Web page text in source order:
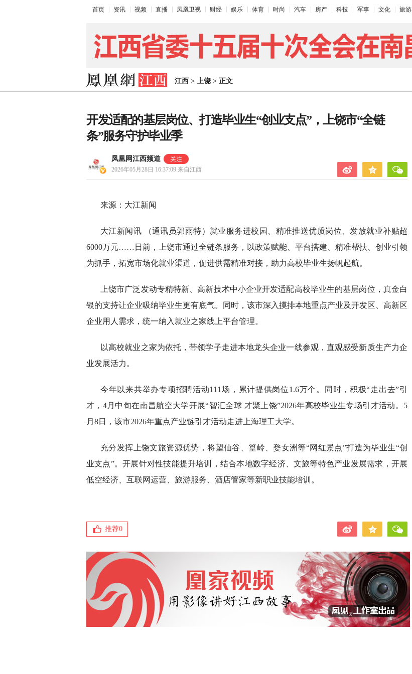
首页 资讯 视频 直播 凤凰卫视 财经 娱乐 体育 时尚 汽车 房产 科技 军事 文化 旅游
江西 > 上饶 > 正文
开发适配的基层岗位、打造毕业生“创业支点”，上饶市“全链
条”服务守护毕业季
凤凰网江西频道
2026年05月28日 16:37:09 来自江西
来源：大江新闻
大江新闻讯 （通讯员郭雨特）就业服务进校园、精准推送优质岗位、发放就业补贴超
6000万元……日前，上饶市通过全链条服务，以政策赋能、平台搭建、精准帮扶、创业引领
为抓手，拓宽市场化就业渠道，促进供需精准对接，助力高校毕业生扬帆起航。
上饶市广泛发动专精特新、高新技术中小企业开发适配高校毕业生的基层岗位，真金白
银的支持让企业吸纳毕业生更有底气。同时，该市深入摸排本地重点产业及开发区、高新区
企业用人需求，统一纳入就业之家线上平台管理。
以高校就业之家为依托，带领学子走进本地龙头企业一线参观，直观感受新质生产力企
业发展活力。
今年以来共举办专项招聘活动111场，累计提供岗位1.6万个。同时，积极“走出去”引
才，4月中旬在南昌航空大学开展“智汇全球 才聚上饶”2026年高校毕业生专场引才活动。5
月8日，该市2026年重点产业链引才活动走进上海理工大学。
充分发挥上饶文旅资源优势，将望仙谷、篁岭、婺女洲等“网红景点”打造为毕业生“创
业支点”。开展针对性技能提升培训，结合本地数字经济、文旅等特色产业发展需求，开展
低空经济、互联网运营、旅游服务、酒店管家等新职业技能培训。
推荐0